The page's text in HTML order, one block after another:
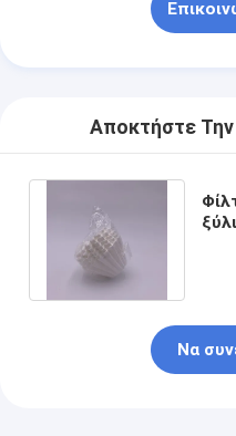
Αποκτήστε Την
Να